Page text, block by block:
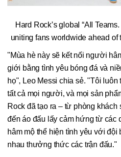
Hard Rock’s global “All
uniting fans worldwide ahead of
"Mùa hè này sẽ kết nối người
giới bằng tình yêu bóng đá và
họ", Leo Messi chia sẻ. "Tôi
tất cả mọi người, và mọi sản
Rock đã tạo ra – từ phòng
đến áo đấu lấy cảm hứng từ các
hâm mộ thể hiện tình yêu với đội
nhau thưởng thức các trận đấu."